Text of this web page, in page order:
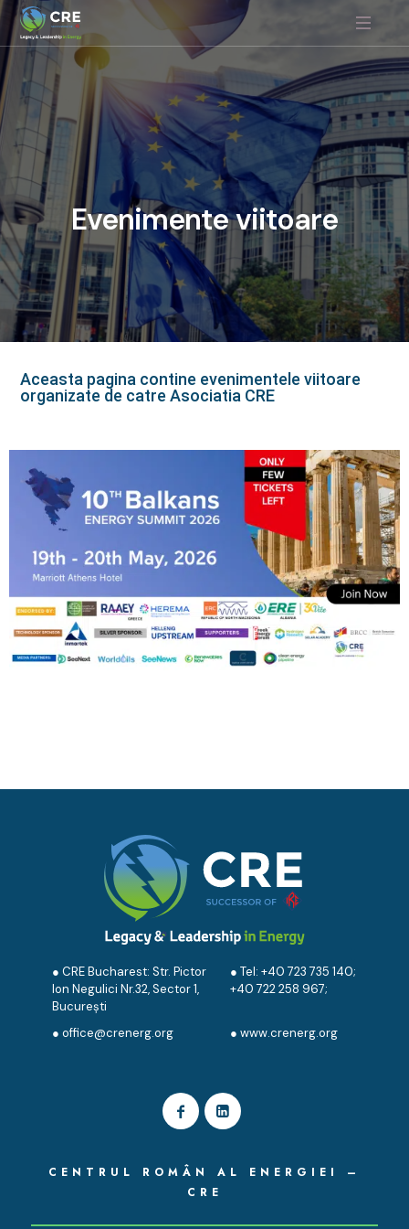
Evenimenteviitoare
Aceasta pagina contine evenimentele viitoare
organizate de catre Asociatia CRE​
● CRE Bucharest: Str. Pictor
Ion Negulici Nr.32, Sector 1,
București
● Tel: +40 723 735 140;
+40 722 258 967;
●office@crenerg.org ● www.crenerg.org
CENTRUL ROMÂN AL ENERGIEI –
CRE